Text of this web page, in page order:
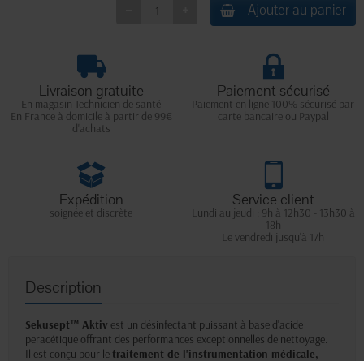
Ajouter au panier
Livraison gratuite
En magasin Technicien de santé
En France à domicile à partir de 99€
d'achats
Paiement sécurisé
Paiement en ligne 100% sécurisé par
carte bancaire ou Paypal
Expédition
soignée et discrète
Service client
Lundi au jeudi : 9h à 12h30 - 13h30 à
18h
Le vendredi jusqu'à 17h
Description
Sekusept™ Aktiv est un désinfectant puissant à base d'acide
peracétique offrant des performances exceptionnelles de nettoyage.
Il est conçu pour le traitement de l'instrumentation médicale,